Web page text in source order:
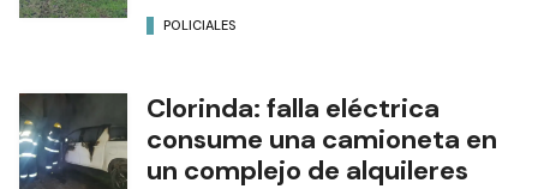
POLICIALES
Clorinda: falla eléctrica
consume una camioneta en
un complejo de alquileres